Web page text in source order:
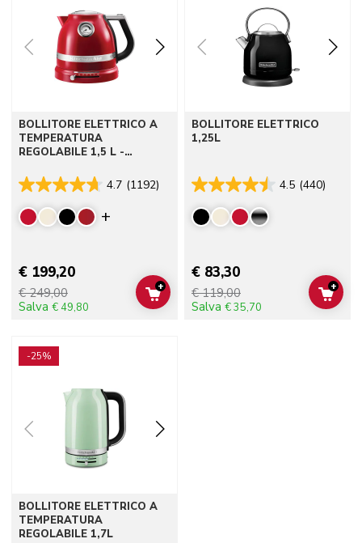
BOLLITORE ELETTRICO A
TEMPERATURA
REGOLABILE 1,5 L -
4.7 (1192)
Display more colors
€ 199,20
€ 249,00
Salva € 49,80
ADD TO CART
+
BOLLITORE ELETTRICO
1,25L
4.5 (440)
€ 83,30
€ 119,00
Salva € 35,70
ADD
+
-25%
BOLLITORE ELETTRICO A
TEMPERATURA
REGOLABILE 1,7L